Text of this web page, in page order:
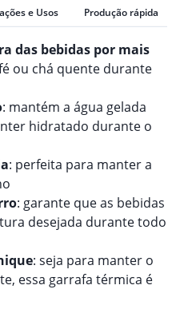
e Usos Produção rápida
das bebidas por mais
ou chá quente durante
: mantém a água gelada
hidratado durante o
: perfeita para manter a
: garante que as bebidas
desejada durante todo
: seja para manter o
essa garrafa térmica é